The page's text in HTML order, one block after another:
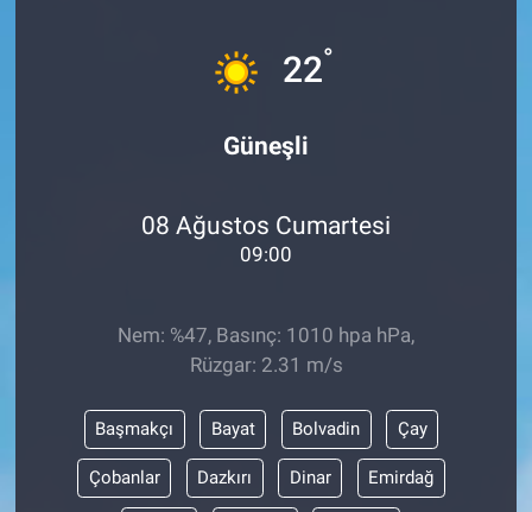
22°
Güneşli
08 Ağustos Cumartesi
09:00
Nem: %47, Basınç: 1010 hpa hPa,
Rüzgar: 2.31 m/s
Başmakçı Bayat Bolvadin Çay
Çobanlar Dazkırı Dinar Emirdağ